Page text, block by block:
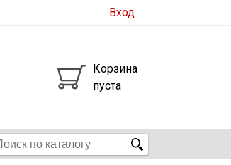
Вход
Корзина
пуста